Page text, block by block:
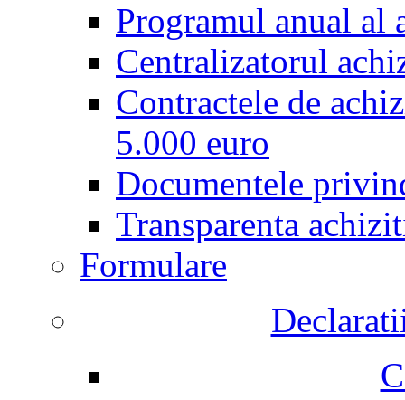
Programul anual
Centralizatorul
Contractele de
5.000 euro
Documentele
Transparenta
Formulare